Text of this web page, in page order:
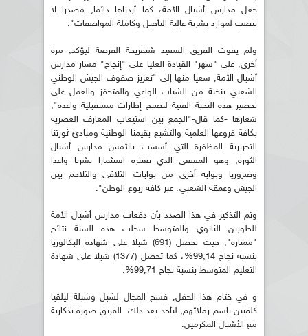
جعل مدارس أشبال الأمة، كما أردناها دائما, مصدرا لا
ينضب لموارد بشرية عالية التأهيل وكاملة المواصفات".
ولم يقوت الفريق السعيد شنقريحة الفرصة ليؤكد, مرة
أخرى, على "سهر" القيادة العليا على "إنجاح" مسار مدارس
أشبال الأمة, سعيا منها إلى "تعزيز صفوف الجيش الوطني
الشعبي بنخبة من الشباب الواعي والمتحفز والعمل على
تحضير هذه النخبة الفتية لتصبح إطارات مستقبلية واعدة",
شعارها -كما قال-"الجمع بين استيعاب المعارف العصرية
بكافة فروعها العلمية والتشبع بقيمنا الوطنية ومبادئ ثورتنا
التحريرية المظفرة التي أسست بالأمس مدارس أشبال
الثورة, وهو المسعى الذي نعتبره استثمارا بشريا واعدا
وضروريا وبوابة أخرى من بوابات التلاقي والتلاحم بين
الجيش وعمقه الشعبي، عبر كافة ربوع الوطن".
وتم التذكير في هذا الصدد بأن دفعات مدارس أشبال الأمة
للطورين الثانوي والمتوسط سجلت هذه السنة نتائج
"ممتازة", حيث تحصل (691) شبلا على شهادة البكالوريا
بنسبة نجاح 99,14%، كما تحصل (1377) شبلا على شهادة
التعليم المتوسط بنسبة نجاح 99,71%.
و في ختام هذا الحفل, فسح المجال لشبل وشبلة ليلقيا
كلمتين باسم زملائهم, ليأخذ بعد ذلك الفريق صورة تذكارية
مع الأشبال المكرمين.